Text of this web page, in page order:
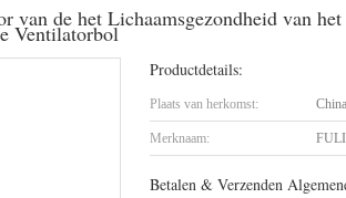
van de het Lichaamsgezondheid van
Ventilatorbol
Productdetails:
Plaats van herkomst: China
Merknaam: FULI
Betalen & Verzenden